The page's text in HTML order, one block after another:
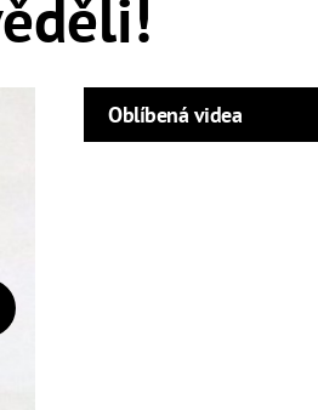
Oblíbená videa